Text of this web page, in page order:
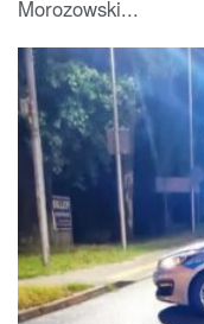
Morozowski...